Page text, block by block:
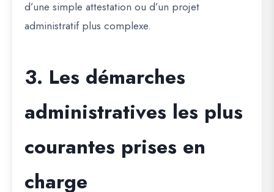
d’une simple attestation ou d’un projet
administratif plus complexe.
3. Les démarches
administratives les plus
courantes prises en
charge